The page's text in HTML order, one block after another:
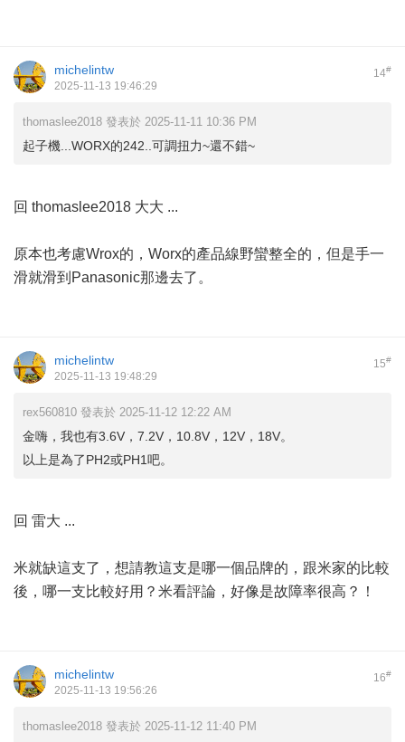
14#
michelintw
2025-11-13 19:46:29
thomaslee2018 發表於 2025-11-11 10:36 PM
起子機...WORX的242..可調扭力~還不錯~
回 thomaslee2018 大大 ...
原本也考慮Wrox的，Worx的產品線野蠻整全的，但是手一
滑就滑到Panasonic那邊去了。
15#
michelintw
2025-11-13 19:48:29
rex560810 發表於 2025-11-12 12:22 AM
金嗨，我也有3.6V，7.2V，10.8V，12V，18V。
以上是為了PH2或PH1吧。
回 雷大 ...
米就缺這支了，想請教這支是哪一個品牌的，跟米家的比較
後，哪一支比較好用？米看評論，好像是故障率很高？！
16#
michelintw
2025-11-13 19:56:26
thomaslee2018 發表於 2025-11-12 11:40 PM